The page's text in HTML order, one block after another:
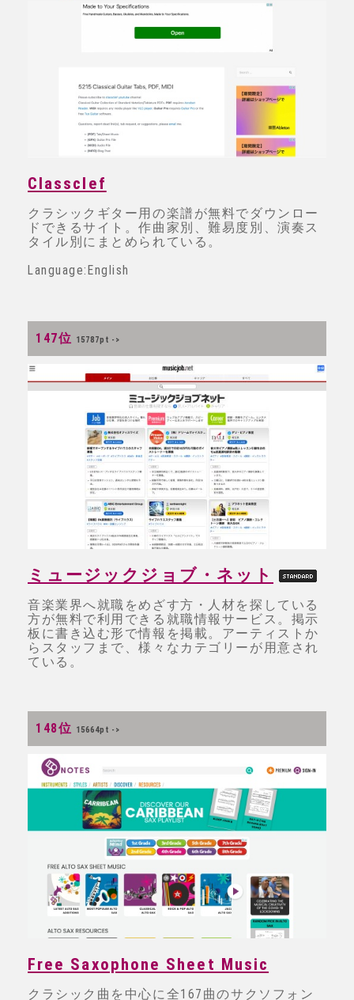
Classclef
クラシックギター用の楽譜が無料でダウンロー
ドできるサイト。作曲家別、難易度別、演奏ス
タイル別にまとめられている。
Language:English
147位 15787pt ->
ミュージックジョブ・ネット
音楽業界へ就職をめざす方・人材を探している
方が無料で利用できる就職情報サービス。掲示
板に書き込む形で情報を掲載。アーティストか
らスタッフまで、様々なカテゴリーが用意され
ている。
148位 15664pt ->
Free Saxophone Sheet Music
クラシック曲を中心に全167曲のサクソフォン